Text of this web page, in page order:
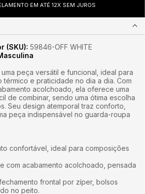
EM ATÉ 12X SEM JUROS
(SKU): 59846-OFF WHITE
peça versátil e funcional, ideal para
e praticidade no dia a dia. Com
acolchoado, ela oferece uma
de combinar, sendo uma ótima escolha
Seu design atemporal traz conforto,
peça indispensável no guarda-roupa
confortável, ideal para composições
com acabamento acolchoado, pensada
frontal por zíper, bolsos
no peito.